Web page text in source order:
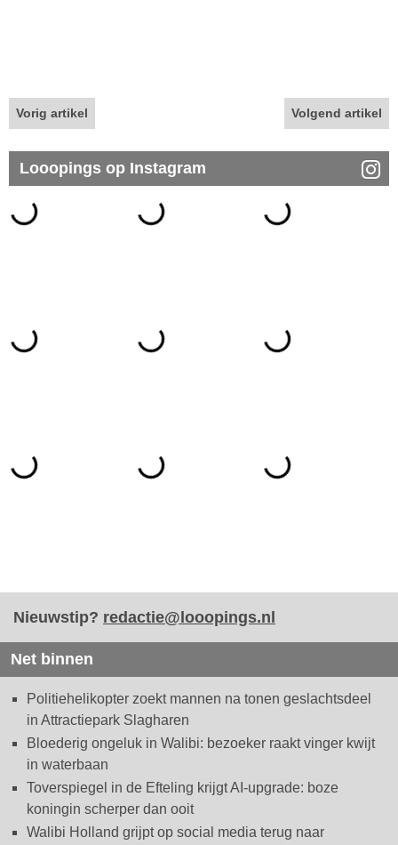
Vorig artikel Volgend artikel
Looopings op Instagram
Nieuwstip? redactie@looopings.nl
Net binnen
Politiehelikopter zoekt mannen na tonen geslachtsdeel
in Attractiepark Slagharen
Bloederig ongeluk in Walibi: bezoeker raakt vinger kwijt
in waterbaan
Toverspiegel in de Efteling krijgt AI-upgrade: boze
koningin scherper dan ooit
Walibi Holland grijpt op social media terug naar